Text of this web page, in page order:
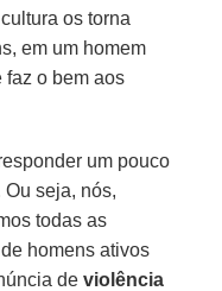
os torna
em um homem
faz o bem aos
um pouco
Ou seja, nós,
todas as
homens ativos
deviolência